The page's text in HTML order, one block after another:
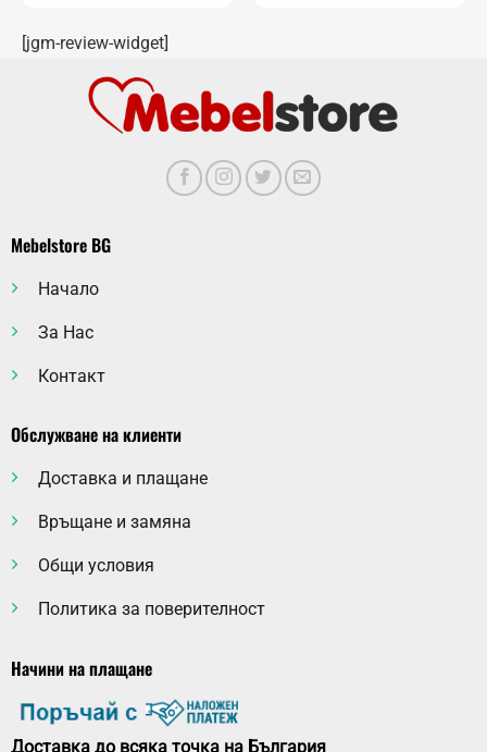
[jgm-review-widget]
Mebelstore BG
Начало
За Нас
Контакт
Обслужване на клиенти
Доставка и плащане
Връщане и замяна
Общи условия
Политика за поверителност
Начини на плащане
Доставка до всяка точка на България